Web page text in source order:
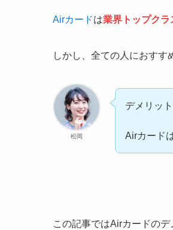
Airカードは業界トップクラ
しかし、全ての人におすす
松岡
デメリッ
Airカード
この記事ではAirカードの